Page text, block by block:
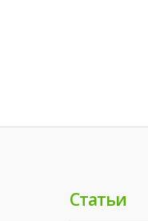
Статьи